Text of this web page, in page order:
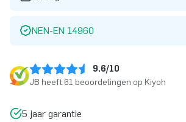
NEN-EN 14960
9.6/10
JB heeft 61 beoordelingen op Kiyoh
5 jaar garantie